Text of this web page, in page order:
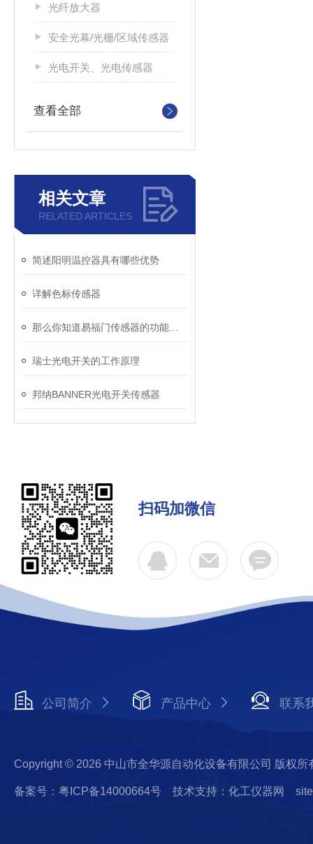
光纤放大器
安全光幕/光栅/区域传感器
光电开关、光电传感器
查看全部
相关文章
RELATED ARTICLES
简述阳明温控器具有哪些优势
详解色标传感器
瑞士光电开关的工作原理
邦纳BANNER光电开关传感器
扫码加微信
公司简介 产品中心 联系
Copyright © 2026 中山市全华源自动化设备有限公司 版权所
备案号：粤ICP备14000664号 技术支持：化工仪器网